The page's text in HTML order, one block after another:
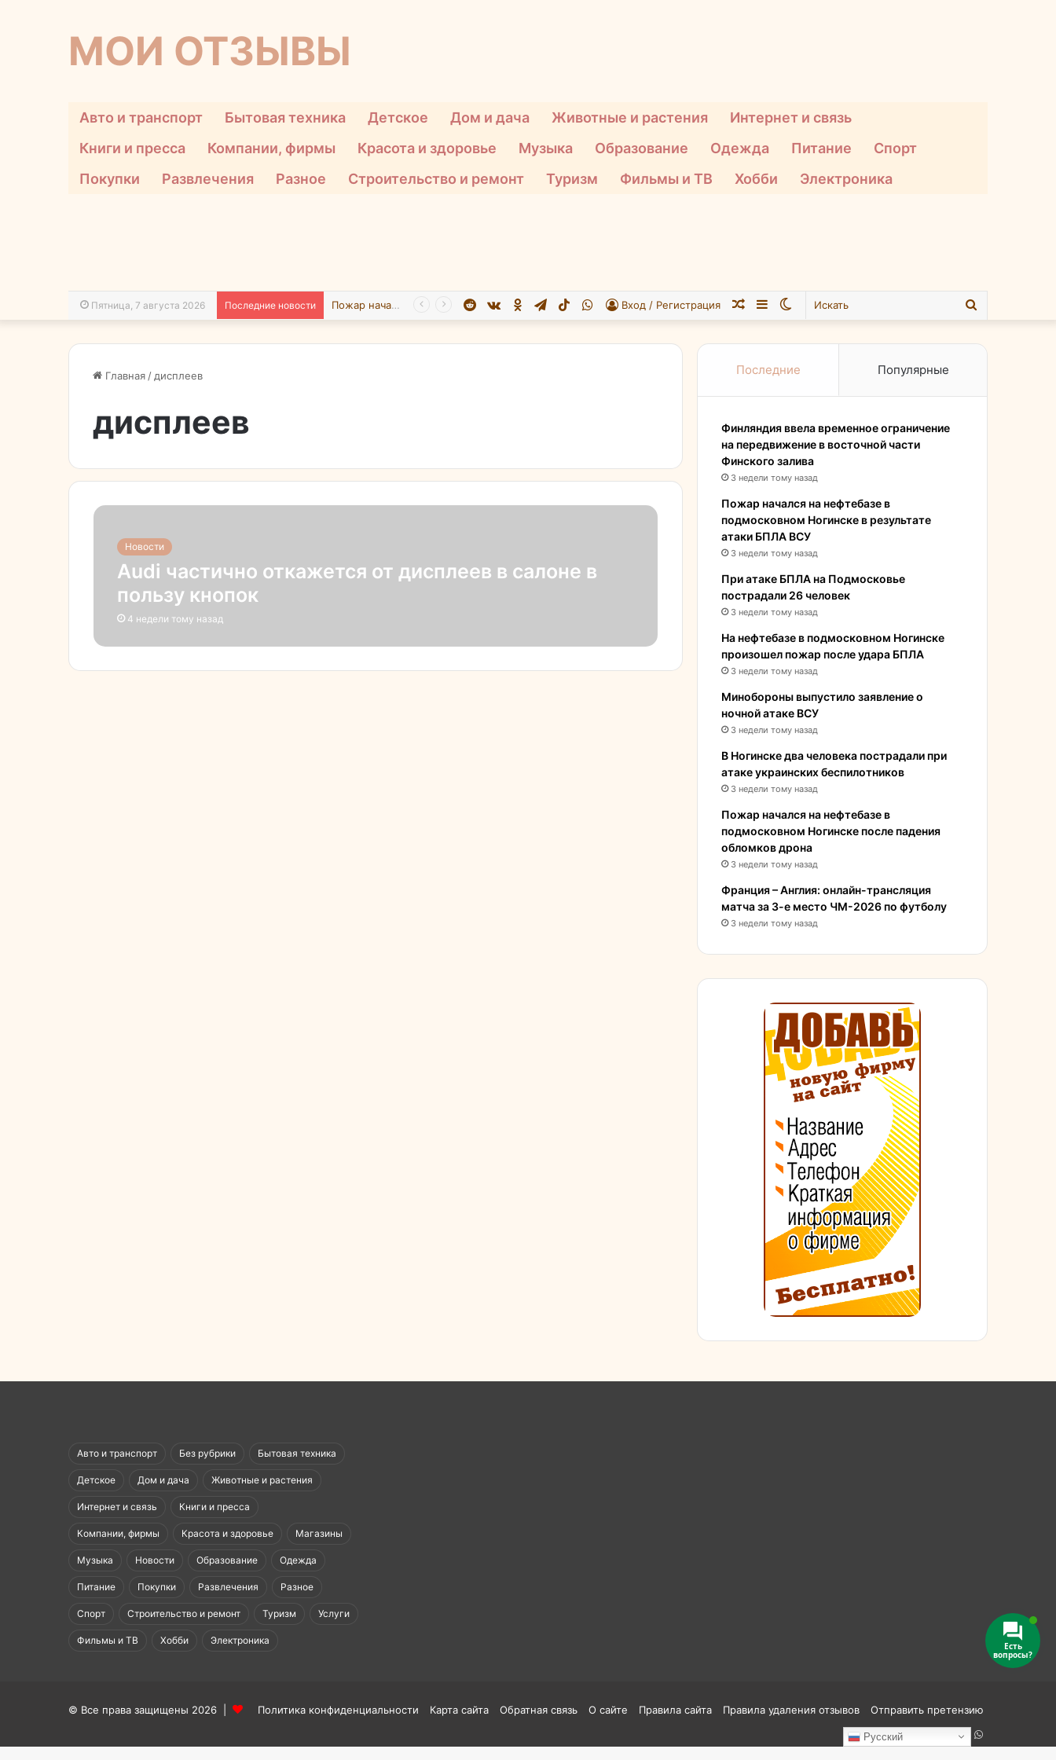
МОИ ОТЗЫВЫ
Авто и транспорт Бытовая техника Детское Дом и дача Животные и растения
Интернет и связь
Книги и пресса
Компании, фирмы Красота и здоровье Музыка Образование Одежда Питание
Спорт
Покупки
Развлечения Разное Строительство и ремонт Туризм Фильмы и ТВ Хобби Электроника
Пятница, 7 августа 2026 Последние новости Пожар начался на нефтебазе в подмосковном Ногинске в результате атаки БПЛА ВСУ Искать
Switch
Sidebar
Случайная
Вход / Регистрация
WhatsApp
TikTok
Telegram
Одноклассники
vk.com
Reddit
Главная / дисплеев
дисплеев
Новости
Audi частично откажется от дисплеев в салоне в
пользу кнопок
4 недели тому назад
Последние Популярные
Финляндия ввела временное ограничение
на передвижение в восточной части
Финского залива
3 недели тому назад
Пожар начался на нефтебазе в
подмосковном Ногинске в результате
атаки БПЛА ВСУ
3 недели тому назад
При атаке БПЛА на Подмосковье
пострадали 26 человек
3 недели тому назад
На нефтебазе в подмосковном Ногинске
произошел пожар после удара БПЛА
3 недели тому назад
Минобороны выпустило заявление о
ночной атаке ВСУ
3 недели тому назад
В Ногинске два человека пострадали при
атаке украинских беспилотников
3 недели тому назад
Пожар начался на нефтебазе в
подмосковном Ногинске после падения
обломков дрона
3 недели тому назад
Франция – Англия: онлайн-трансляция
матча за 3-е место ЧМ-2026 по футболу
3 недели тому назад
Авто и транспорт Без рубрики Бытовая техника
Детское Дом и дача Животные и растения
Интернет и связь Книги и пресса
Компании, фирмы Красота и здоровье Магазины
Музыка Новости Образование Одежда
Питание Покупки Развлечения Разное
Спорт Строительство и ремонт Туризм Услуги
Фильмы и ТВ Хобби Электроника
© Все права защищены 2026 | Политика конфиденциальности Карта сайта Обратная связь О сайте Правила сайта Правила удаления отзывов
Отправить претензию
Reddit
Одноклассники
Telegram
TikTokWhatsApp
Русский
Есть
вопросы?